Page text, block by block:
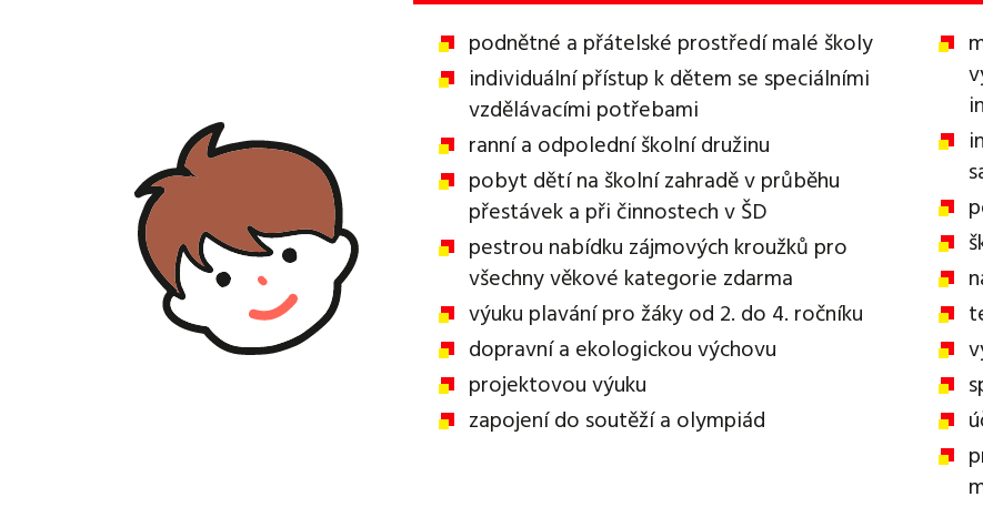
podnětné a přátelské prostředí malé školy
individuální přístup k dětem se speciálními
vzdělávacími potřebami
ranní a odpolední školní družinu
pobyt dětí na školní zahradě v průběhu
přestávek a při činnostech v ŠD
pestrou nabídku zájmových kroužků pro
všechny věkové kategorie zdarma
výuku plavání pro žáky od 2. do 4. ročníku
dopravní a ekologickou výchovu
projektovou výuku
zapojení do soutěží a olympiád